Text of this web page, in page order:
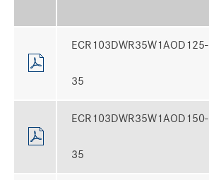
ECR103DWR35W1AOD125-
35
ECR103DWR35W1AOD150-
35